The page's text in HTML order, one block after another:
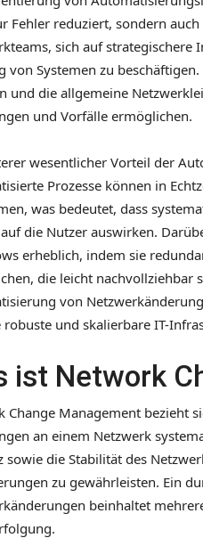
Fehler reduziert, sondern
sich auf
von Systemen zu
und die allgemeine
und Vorfälle ermöglichen.
wesentlicher Vorteil der
Prozesse können in
was bedeutet, dass
die Nutzer auswirken.
erheblich, indem sie
die leicht nachvollziehbar
von
robuste und skalierbare IT-
ist Network
Change Management bezieht
an einem Netzwerk
sowie die Stabilität des
zu gewährleisten. Ein
beinhaltet